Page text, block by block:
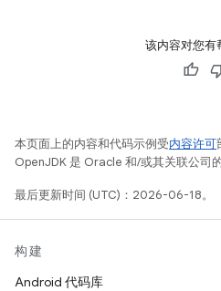
该内容对您有
本页面上的内容和代码示例受内容许可
OpenJDK 是 Oracle 和/或其关联公司的
最后更新时间 (UTC)：2026-06-18。
构建
Android 代码库